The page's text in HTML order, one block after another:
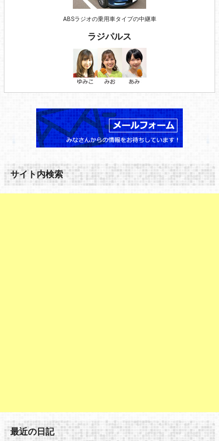
ABSラジオの乗用車タイプの中継車
ラジパルス
サイト内検索
最近の日記